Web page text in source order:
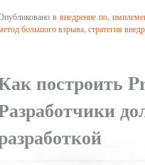
в внедрение по,
большого взрыва,стратегия
построить